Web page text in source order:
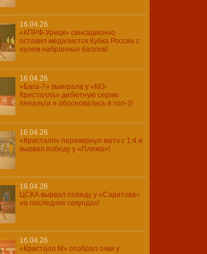
16.04.26
«КПРФ-Урицк» сенсационно
оставил медалисток Кубка России с
нулем набранных баллов!
16.04.26
«Бага-7» выиграла у «МЗ-
Кристалла» дебютную серию
пенальти и обосновалась в топ-2!
16.04.26
«Кристалл» перевернул матч с 1:4 и
вырвал победу у «Пляжа»!
16.04.26
ЦСКА вырвал победу у «Саратова»
на последних секундах!
16.04.26
«Кристалл М» отобрал очки у